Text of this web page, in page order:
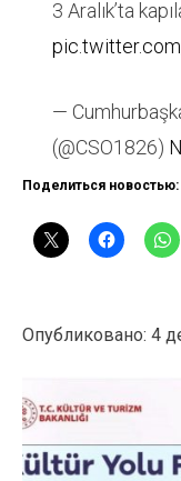
3 Aralık’ta
—
(@CSO1826)
Поделиться новостью:
Опубликовано: 4